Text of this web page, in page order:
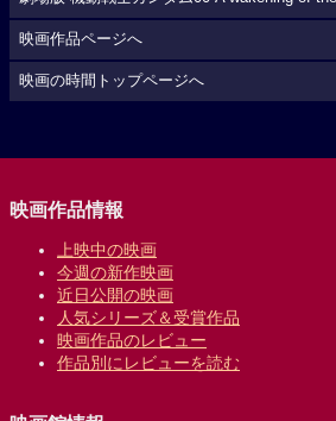
映画作品ページへ
映画の時間トップページへ
映画作品情報
上映中の映画
今週の新作映画
近日公開の映画
人気シリーズ＆受賞作品
映画作品のレビュー
作品別にレビューを読む